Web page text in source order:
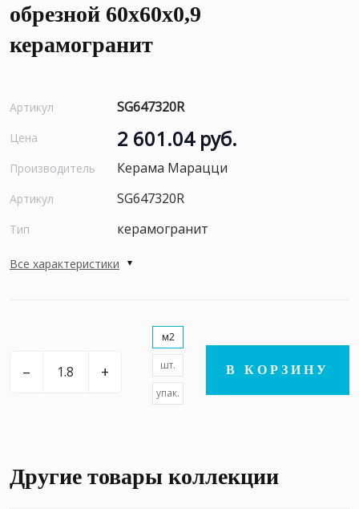
обрезной 60x60x0,9
керамогранит
Артикул SG647320R
Цена 2 601.04 руб.
Производитель Керама Марацци
Артикул SG647320R
Тип керамогранит
Все характеристики
– +
м2
шт.
упак.
В КОРЗИНУ
Другие товары коллекции